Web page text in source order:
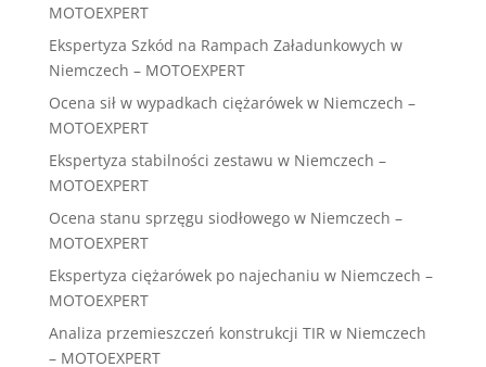
MOTOEXPERT
Ekspertyza Szkód na Rampach Załadunkowych w
Niemczech – MOTOEXPERT
Ocena sił w wypadkach ciężarówek w Niemczech –
MOTOEXPERT
Ekspertyza stabilności zestawu w Niemczech –
MOTOEXPERT
Ocena stanu sprzęgu siodłowego w Niemczech –
MOTOEXPERT
Ekspertyza ciężarówek po najechaniu w Niemczech –
MOTOEXPERT
Analiza przemieszczeń konstrukcji TIR w Niemczech
– MOTOEXPERT